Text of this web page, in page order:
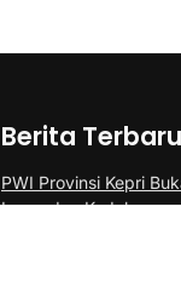
Berita Terbaru
PWI Provinsi Kepri
Lama dan